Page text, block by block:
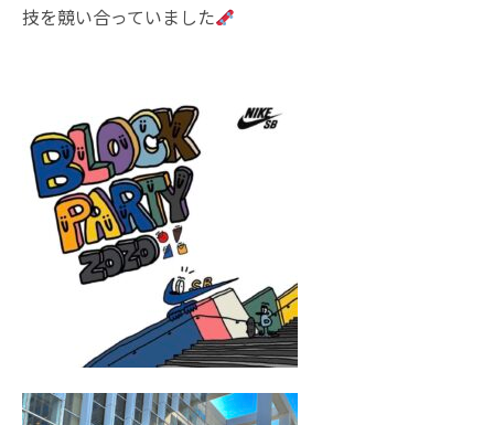
技を競い合っていました